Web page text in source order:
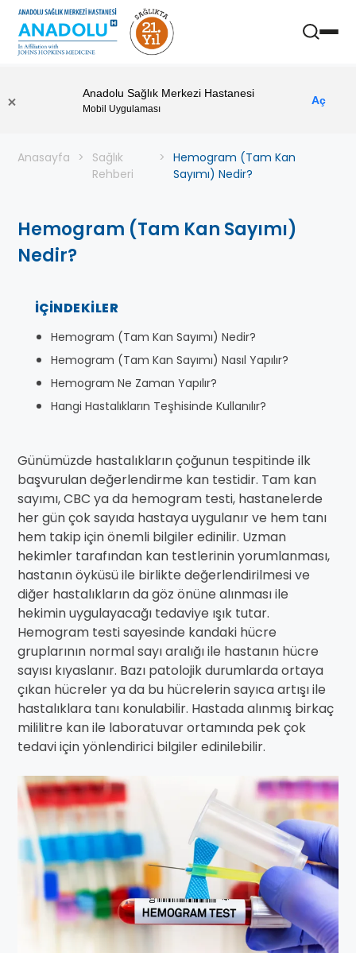
Anadolu Sağlık Merkezi Hastanesi
Mobil Uygulaması
Aç
Anasayfa
Sağlık
Rehberi
Hemogram (Tam Kan
Sayımı) Nedir?
Hemogram (Tam Kan Sayımı)
Nedir?
İÇINDEKILER
Hemogram (Tam Kan Sayımı) Nedir?
Hemogram (Tam Kan Sayımı) Nasıl Yapılır?
Hemogram Ne Zaman Yapılır?
Hangi Hastalıkların Teşhisinde Kullanılır?
Günümüzde hastalıkların çoğunun tespitinde ilk
başvurulan değerlendirme kan testidir. Tam kan
sayımı, CBC ya da hemogram testi, hastanelerde
her gün çok sayıda hastaya uygulanır ve hem tanı
hem takip için önemli bilgiler edinilir. Uzman
hekimler tarafından kan testlerinin yorumlanması,
hastanın öyküsü ile birlikte değerlendirilmesi ve
diğer hastalıkların da göz önüne alınması ile
hekimin uygulayacağı tedaviye ışık tutar.
Hemogram testi sayesinde kandaki hücre
gruplarının normal sayı aralığı ile hastanın hücre
sayısı kıyaslanır. Bazı patolojik durumlarda ortaya
çıkan hücreler ya da bu hücrelerin sayıca artışı ile
hastalıklara tanı konulabilir. Hastada alınmış birkaç
mililitre kan ile laboratuvar ortamında pek çok
tedavi için yönlendirici bilgiler edinilebilir.